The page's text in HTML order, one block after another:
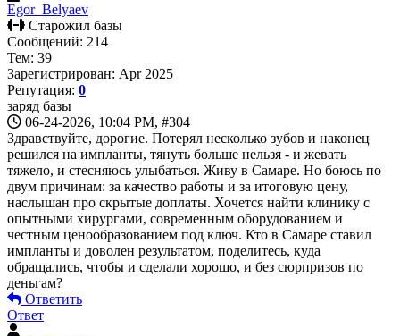
Egor_Belyaev
Старожил базы
Сообщений: 214
Тем: 39
Зарегистрирован: Apr 2025
Репутация: 0
заряд базы
06-24-2026, 10:04 PM, #304
Здравствуйте, дорогие. Потерял несколько зубов и наконец
решился на импланты, тянуть больше нельзя - и жевать
тяжело, и стесняюсь улыбаться. Живу в Самаре. Но боюсь по
двум причинам: за качество работы и за итоговую цену,
наслышан про скрытые доплаты. Хочется найти клинику с
опытными хирургами, современным оборудованием и
честным ценообразованием под ключ. Кто в Самаре ставил
импланты и доволен результатом, поделитесь, куда
обращались, чтобы и сделали хорошо, и без сюрпризов по
деньгам?
Ответить
Ответ